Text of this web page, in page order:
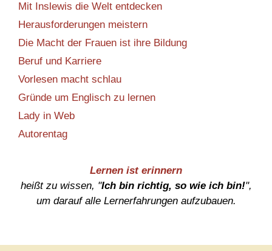
Mit Inslewis die Welt entdecken
Herausforderungen meistern
Die Macht der Frauen ist ihre Bildung
Beruf und Karriere
Vorlesen macht schlau
Gründe um Englisch zu lernen
Lady in Web
Autorentag
Lernen ist erinnern
heißt zu wissen, "Ich bin richtig, so wie ich bin!",
um darauf alle Lernerfahrungen aufzubauen.